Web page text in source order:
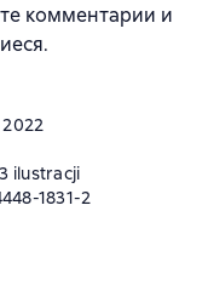
комментарии и
ilustracji
1831-2